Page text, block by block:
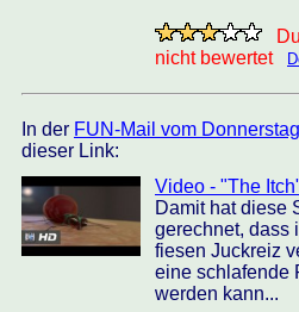
nicht bewertet
In der FUN-Mail vom
dieser Link:
Video - "The
Damit hat diese
gerechnet, dass
fiesen Juckreiz
eine schlafende
werden kann...